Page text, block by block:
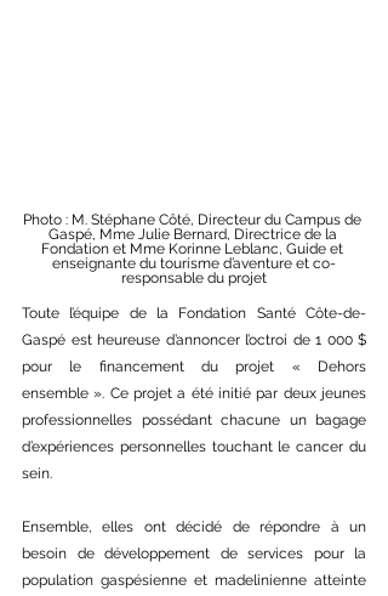
Photo : M. Stéphane Côté, Directeur du Campus de
Gaspé, Mme Julie Bernard, Directrice de la
Fondation et Mme Korinne Leblanc, Guide et
enseignante du tourisme d’aventure et co-
responsable du projet
Toute l’équipe de la Fondation Santé Côte-de-
Gaspé est heureuse d’annoncer l’octroi de 1 000 $
pour le financement du projet « Dehors
ensemble ». Ce projet a été initié par deux jeunes
professionnelles possédant chacune un bagage
d’expériences personnelles touchant le cancer du
sein.
Ensemble, elles ont décidé de répondre à un
besoin de développement de services pour la
population gaspésienne et madelinienne atteinte